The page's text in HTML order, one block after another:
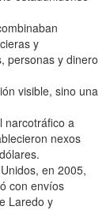
y
personas y dinero
visible, sino una
narcotráfico a
nexos
en 2005,
con envíos
Laredo y